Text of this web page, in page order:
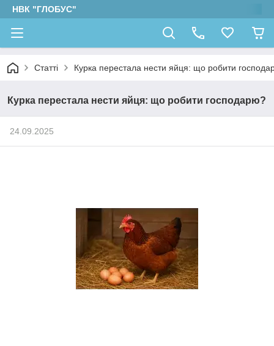
НВК "ГЛОБУС"
Статті Курка перестала нести яйця: що робити
Курка перестала нести яйця: що робити господарю?
24.09.2025